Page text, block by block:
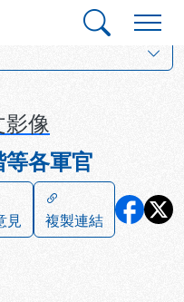
像
各軍官
見
複製連結